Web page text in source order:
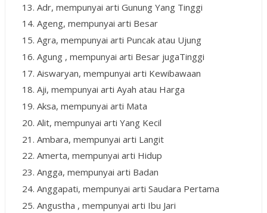
Adr, mempunyai arti Gunung Yang Tinggi
Ageng, mempunyai arti Besar
Agra, mempunyai arti Puncak atau Ujung
Agung , mempunyai arti Besar jugaTinggi
Aiswaryan, mempunyai arti Kewibawaan
Aji, mempunyai arti Ayah atau Harga
Aksa, mempunyai arti Mata
Alit, mempunyai arti Yang Kecil
Ambara, mempunyai arti Langit
Amerta, mempunyai arti Hidup
Angga, mempunyai arti Badan
Anggapati, mempunyai arti Saudara Pertama
Angustha , mempunyai arti Ibu Jari